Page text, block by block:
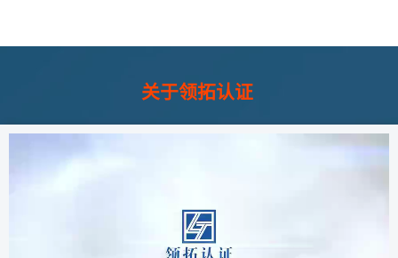
关于领拓认证